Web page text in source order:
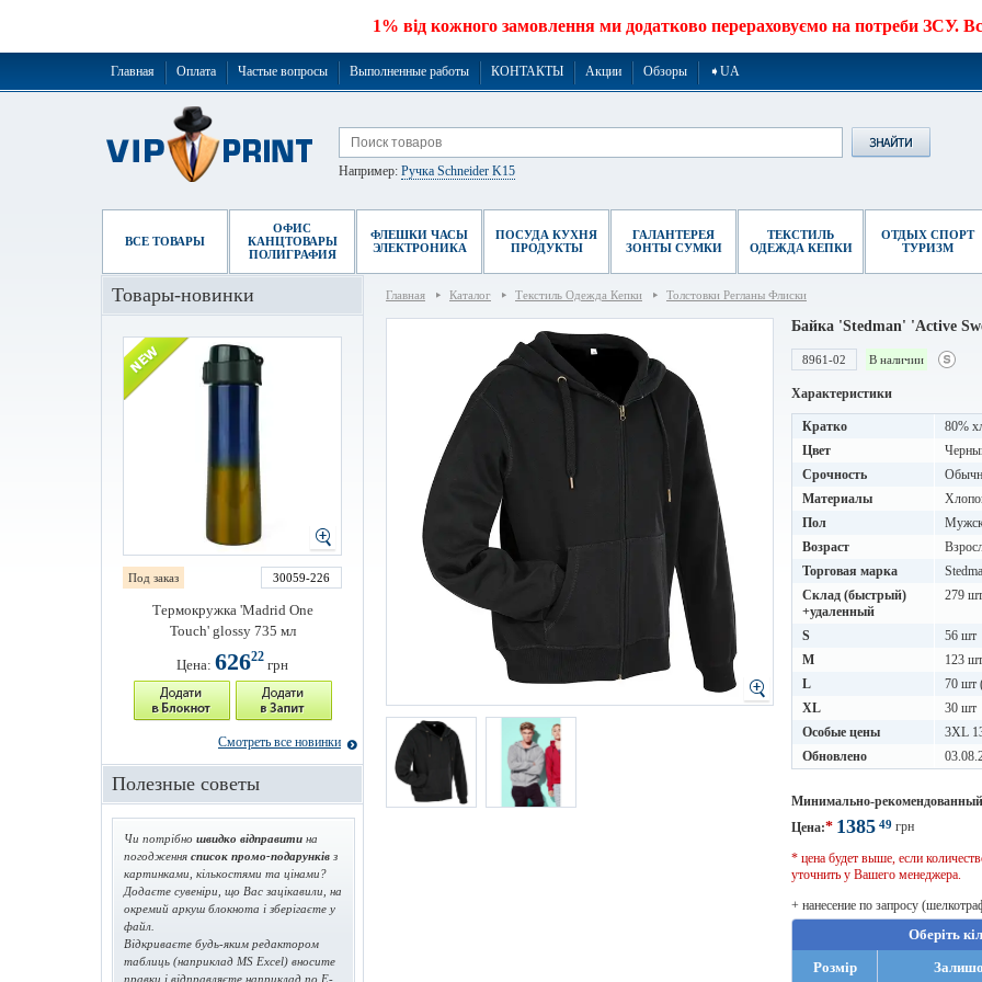
1% від кожного замовлення ми додатково перераховуємо на потреби ЗСУ.
Главная Оплата Частые вопросы Выполненные работы КОНТАКТЫ Акции Обзоры ➧UA
Например: Ручка Schneider K15
ВСЕ ТОВАРЫ
ОФИС
КАНЦТОВАРЫ
ПОЛИГРАФИЯ
ФЛЕШКИ ЧАСЫ
ЭЛЕКТРОНИКА
ПОСУДА КУХНЯ
ПРОДУКТЫ
ГАЛАНТЕРЕЯ
ЗОНТЫ СУМКИ
ТЕКСТИЛЬ
ОДЕЖДА КЕПКИ
ОТДЫХ СПОРТ
ТУРИЗМ
Главная Каталог Текстиль Одежда Кепки Толстовки Регланы Флиски
Байка 'Stedman' 'Active
8961-02 В наличии
Характеристики
Кратко
80%
Цвет
Срочность
Материалы
Пол
Возраст
Торговая марка
Склад (быстрый)
+удаленный
279
S
56 шт
M
123
L
70 шт
XL
30 шт
Особые цены
3XL
Обновлено
Минимально-
Цена:* 1385 49 грн
* цена будет выше, если
уточнить у Вашего менеджера.
+ нанесение по запросу
Оберіть
Розмір
Товары-новинки
Под заказ 30059-226
Термокружка 'Madrid One
Touch' glossy 735 мл
Цена: 62622 грн
Смотреть все новинки
Полезные советы
Чи потрібно швидко відправити на
погодження список промо-подарунків з
картинками, кількостями та цінами?
Додаєте сувеніри, що Вас зацікавили, на
окремий аркуш блокнота і зберігаєте у
файл.
Відкриваєте будь-яким редактором
таблиць (наприклад MS Excel) вносите
правки і відправляєте наприклад по E-